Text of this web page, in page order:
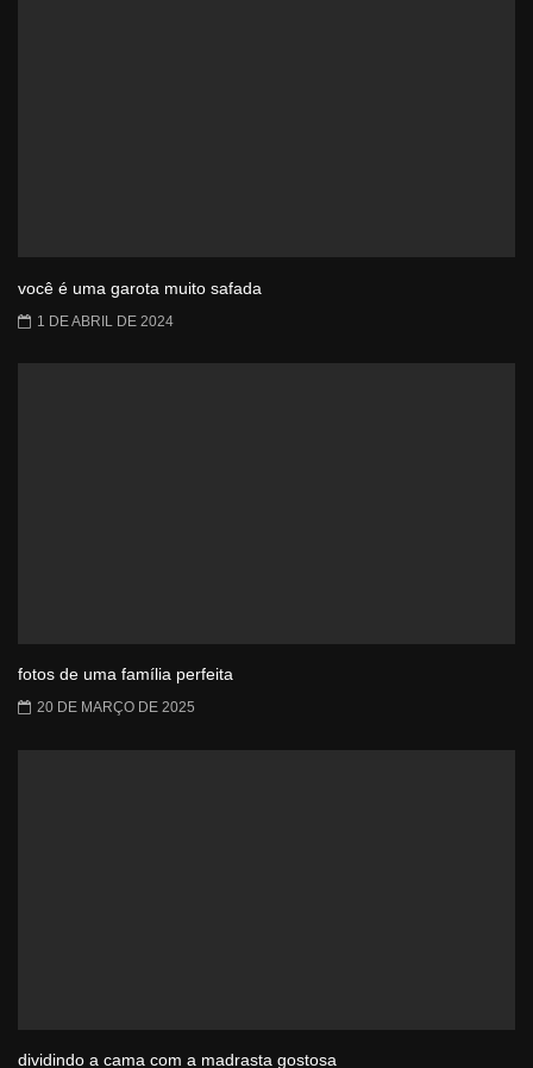
você é uma garota muito safada
1 DE ABRIL DE 2024
fotos de uma família perfeita
20 DE MARÇO DE 2025
dividindo a cama com a madrasta gostosa